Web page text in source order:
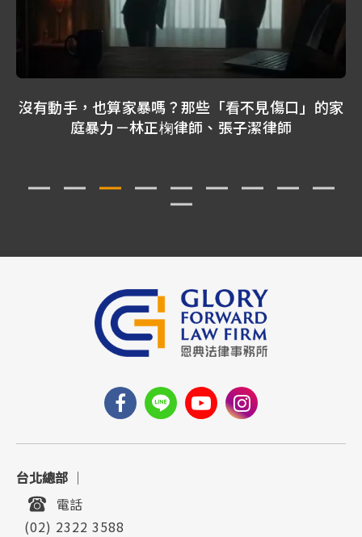
沒有動手，也算家暴嗎？那些「看不見傷口」的家
庭暴力－林正椈律師、張子潔律師
台北總部 ｜
電話
(02) 2322 3588